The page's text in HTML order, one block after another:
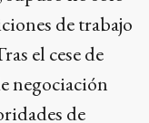
de trabajo
el cese de
negociación
de